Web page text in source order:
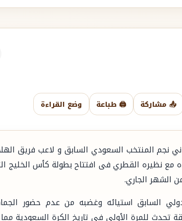
📤 مشاركة 🖨️ طباعة وضع القراءة
نجم المنتخب السعودي السابق و لاعب فريق
مع نظيره القطري فى افتتاح بطولة كأس الخليج
السابق استيائه وغضبه من عدم حضور
تحدث للمرة الأولي في تاريخ الكرة السعودية